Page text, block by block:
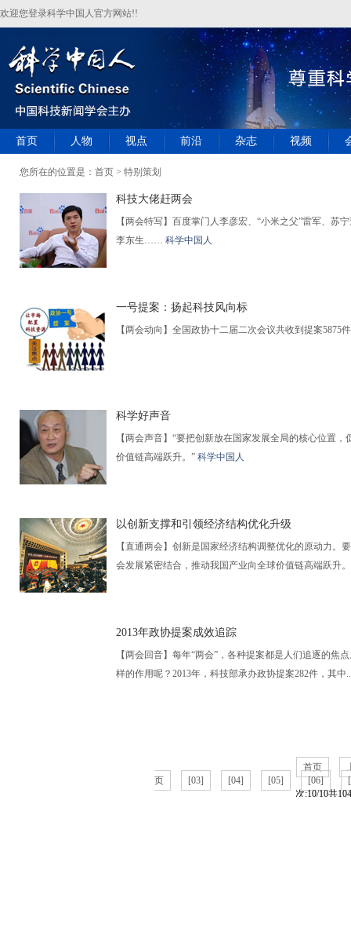
欢迎您登录科学中国人官方网站!!
首页 人物 视点 前沿 杂志 视频
您所在的位置是： 首页 > 特别策划
科技大佬赶两会
【两会特写】百度掌门人李彦宏、“小米之父”雷军、苏
李东生…… 科学中国人
一号提案：扬起科技风向标
【两会动向】全国政协十二届二次会议共收到提案5875
科学好声音
【两会声音】“要把创新放在国家发展全局的核心位置
价值链高端跃升。” 科学中国人
以创新支撑和引领经济结构优化升级
【直通两会】创新是国家经济结构调整优化的原动力
会发展紧密结合，推动我国产业向全球价值链高端跃升
2013年政协提案成效追踪
【两会回音】每年“两会”，各种提案都是人们追逐的
样的作用呢？2013年，科技部承办政协提案282件，其中
首页
页
[03] [04] [05] [06]
次:10/10共